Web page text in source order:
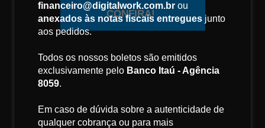
financeiro@digitalwork.com.br ou
anexados às notas fiscais entregues junto
aos pedidos.
Todos os nossos boletos são emitidos
exclusivamente pelo Banco Itaú - Agência
8059.
Em caso de dúvida sobre a autenticidade de
qualquer cobrança ou para mais
CONFIRA!